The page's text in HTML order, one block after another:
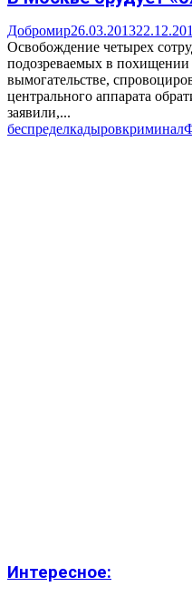
Добромир26.03.2013
Освобождение четырех
подозреваемых в
вымогательстве,
центрального аппарата
заявили,...
беспределкадыровкриминал
Интересное: